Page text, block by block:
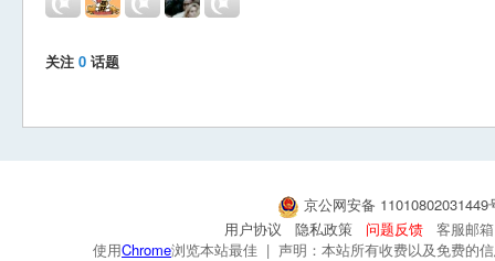
关注 0 话题
京公网安备
用户协议
隐私政策 问题反馈
客服邮
使用Chrome浏览本站最佳 | 声明：本站所有收费以及免费的